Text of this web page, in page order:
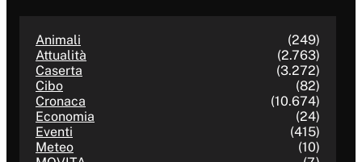
Animali
(249)
Attualità
(2.763)
Caserta
(3.272)
Cibo
(82)
Cronaca
(10.674)
Economia
(24)
Eventi
(415)
Meteo
(10)